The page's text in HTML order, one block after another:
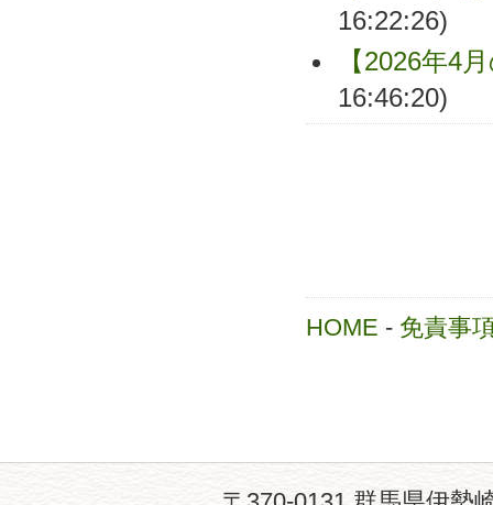
16:22:26)
【2026年4
16:46:20)
HOME - 免責事